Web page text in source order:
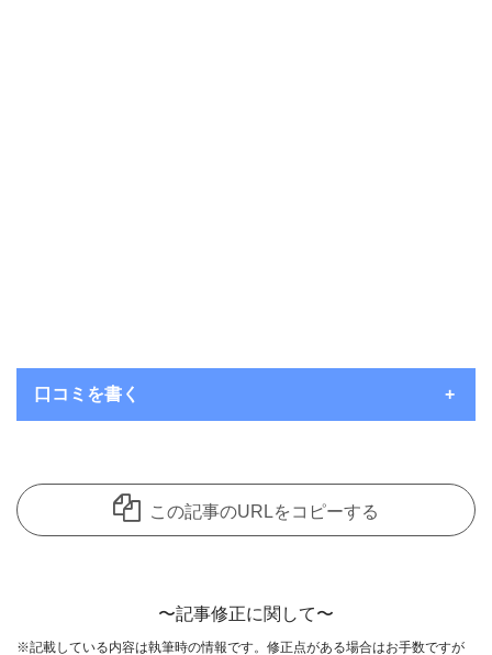
口コミを書く
コメント欄は見てくれているユーザーさんたちにお店の良さを共
有できることを主な目的として開放しているのですが、
させていただきます。
この記事のURLをコピーする
〜記事修正に関して〜
※記載している内容は執筆時の情報です。修正点がある場合はお手数ですが